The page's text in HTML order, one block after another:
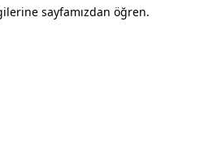
sayfamızdan öğren.